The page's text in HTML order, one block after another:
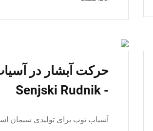
حرکت آبشار در
- Senjski Rudnik
آسیاب توپ برای تولیدی سیمان